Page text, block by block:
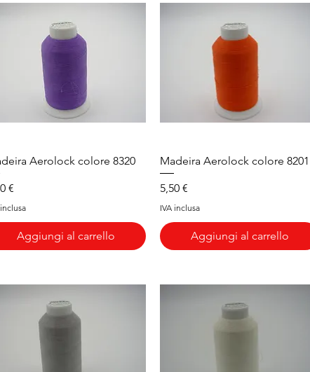
Vista rapida
Aerolock colore 8320
€
Aggiungi al carrello
Vista rapida
Madeira Aerolock colore 8201
Prezzo
5,50 €
IVA inclusa
Aggiungi al carrello